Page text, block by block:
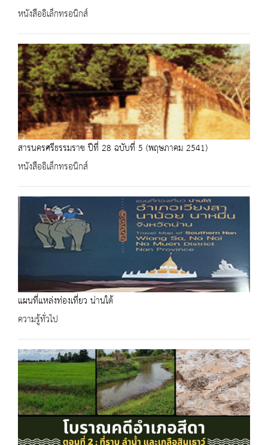
หนังสืออิเล็กทรอนิกส์
สารนครศรีธรรมราช ปีที่ 28 ฉบับที่ 5 (พฤษภาคม 2541)
หนังสืออิเล็กทรอนิกส์
แผนที่แหล่งท่องเที่ยว น่านใต้
ความรู้ทั่วไป